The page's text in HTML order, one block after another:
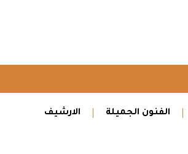
الفنون الجميلة الارشيف